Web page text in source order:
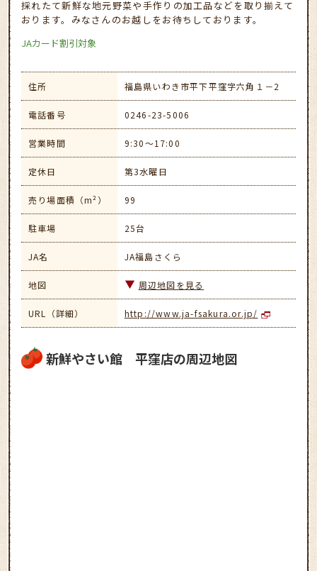
採れたて新鮮な地元野菜や手作りの加工品などを取り揃えて
おります。みなさんのお越しをお待ちしております。
JAカード割引対象
住所 福島県いわき市平下平窪字六角１－2
電話番号 0246-23-5006
営業時間 9:30～17:00
定休日 第3水曜日
売り場面積（m²） 99
駐車場 25台
JA名 JA福島さくら
地図 周辺地図を見る
URL（詳細） http://www.ja-fsakura.or.jp/
新鮮やさい館 平窪店の周辺地図